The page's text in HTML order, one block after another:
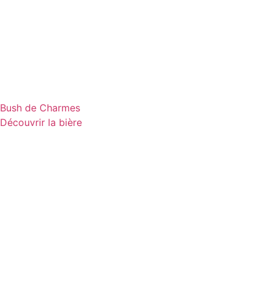
Bush de Charmes
Découvrir la bière